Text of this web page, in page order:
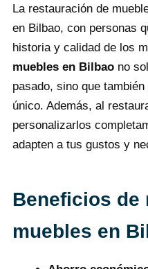
La restauración de
en Bilbao, con personas
historia y calidad de los
muebles en Bilbao no
pasado, sino que
único. Además, al
personalizarlos
adapten a tus gustos y
Beneficios de
muebles en